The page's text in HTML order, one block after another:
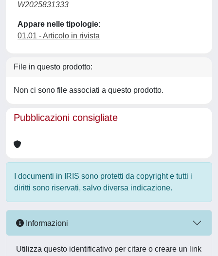
W2025831333
Appare nelle tipologie:
01.01 - Articolo in rivista
File in questo prodotto:
Non ci sono file associati a questo prodotto.
Pubblicazioni consigliate
I documenti in IRIS sono protetti da copyright e tutti i
diritti sono riservati, salvo diversa indicazione.
Informazioni
Utilizza questo identificativo per citare o creare un link